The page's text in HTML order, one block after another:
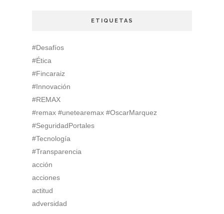
ETIQUETAS
#Desafíos
#Ética
#Fincaraiz
#Innovación
#REMAX
#remax #unetearemax #OscarMarquez
#SeguridadPortales
#Tecnología
#Transparencia
acción
acciones
actitud
adversidad